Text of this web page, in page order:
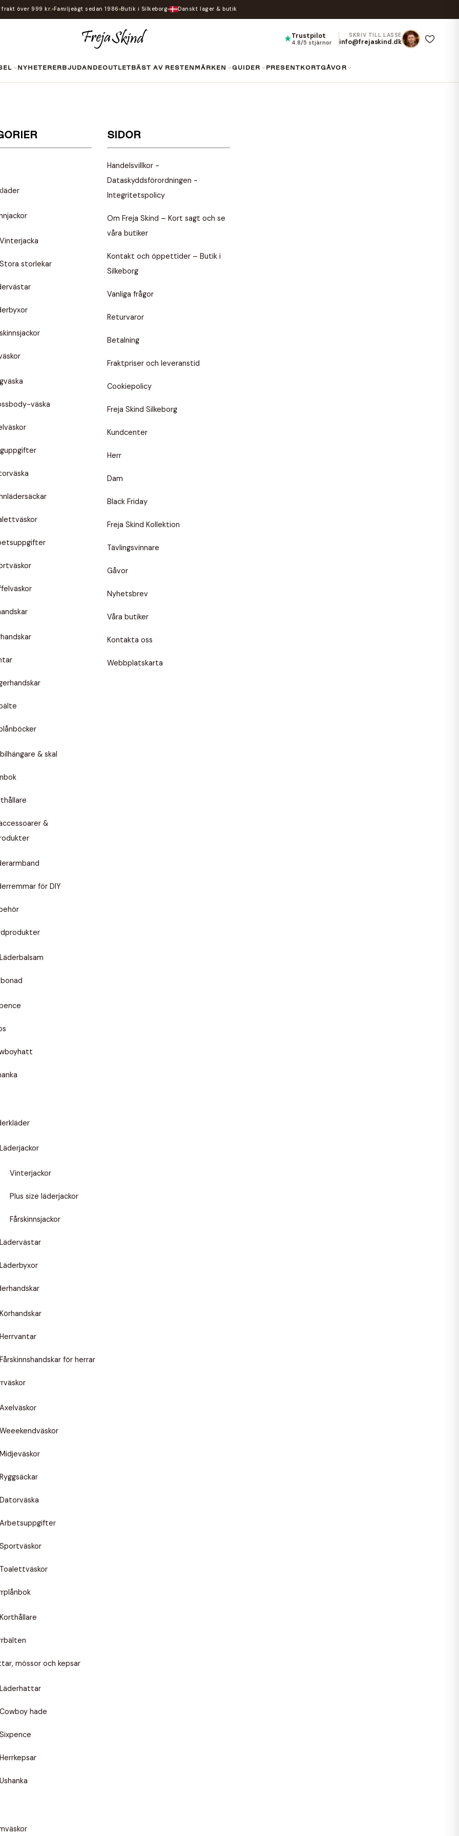
frakt över 999 kr. Familjeägt sedan 1986 Butik i Silkeborg Danskt lager & butik
★Trustpilot
4.8/5 stjärnor
SKRIV TILL LASSE
info@frejaskind.dk
NYHETER ERBJUDANDE OUTLET BÄST AV RESTEN MÄRKEN GUIDER PRESENTKORT GÅVOR
Vinterjacka
Stora storlekar
väska
& skal
&
för DIY
Läderbalsam
Läderjackor
Vinterjackor
Plus size läderjackor
Fårskinnsjackor
Lädervästar
Läderbyxor
Körhandskar
Herrvantar
Fårskinnshandskar för herrar
Axelväskor
Weeekendväskor
Midjeväskor
Ryggsäckar
Datorväska
Arbetsuppgifter
Sportväskor
Toalettväskor
Korthållare
mössor och kepsar
Läderhattar
Cowboy hade
Sixpence
Herrkepsar
Ushanka
SIDOR
Handelsvillkor -
Dataskyddsförordningen -
Integritetspolicy
Om Freja Skind – Kort sagt och se
våra butiker
Kontakt och öppettider – Butik i
Silkeborg
Vanliga frågor
Returvaror
Betalning
Fraktpriser och leveranstid
Cookiepolicy
Freja Skind Silkeborg
Kundcenter
Herr
Dam
Black Friday
Freja Skind Kollektion
Tävlingsvinnare
Gåvor
Nyhetsbrev
Våra butiker
Kontakta oss
Webbplatskarta